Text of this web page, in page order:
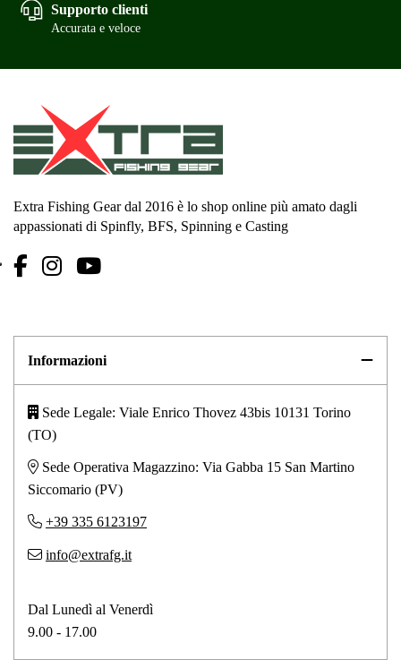
Supporto clienti
Accurata e veloce
Extra Fishing Gear dal 2016 è lo shop online più amato dagli
appassionati di Spinfly, BFS, Spinning e Casting
Informazioni
Sede Legale: Viale Enrico Thovez 43bis 10131 Torino
(TO)
Sede Operativa Magazzino: Via Gabba 15 San Martino
Siccomario (PV)
+39 335 6123197
info@extrafg.it
Dal Lunedì al Venerdì
9.00 - 17.00